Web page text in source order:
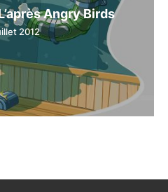
Angry Birds
2012